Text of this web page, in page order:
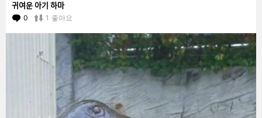
귀여운 아기 하마
0 Comments
1 좋아요